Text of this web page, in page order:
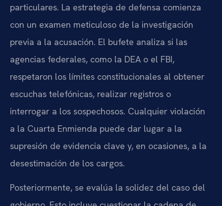
particulares. La estrategia de defensa comienza
con un examen meticuloso de la investigación
previa a la acusación. El bufete analiza si las
agencias federales, como la DEA o el FBI,
respetaron los límites constitucionales al obtener
escuchas telefónicas, realizar registros o
interrogar a los sospechosos. Cualquier violación
a la Cuarta Enmienda puede dar lugar a la
supresión de evidencia clave y, en ocasiones, a la
desestimación de los cargos.
Posteriormente, se evalúa la solidez del caso del